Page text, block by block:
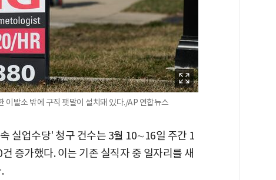
발소 밖에 구직 팻말이 설치돼 있다./AP 연합뉴스
실업수당' 청구 건수는 3월 10∼16일 주간 1
증가했다. 이는 기존 실직자 중 일자리를 새